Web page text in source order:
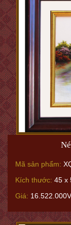
Mã sản phẩm:
Kích thước: 45 x
Giá: